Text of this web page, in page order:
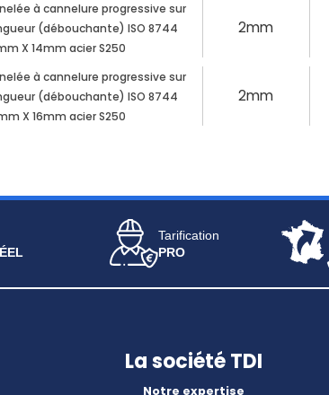
à cannelure progressive sur
(débouchante) ISO 8744
X 14mm acier S250
2mm
à cannelure progressive sur
(débouchante) ISO 8744
X 16mm acier S250
2mm
Tarification
PRO
La société TDI
Notre expertise